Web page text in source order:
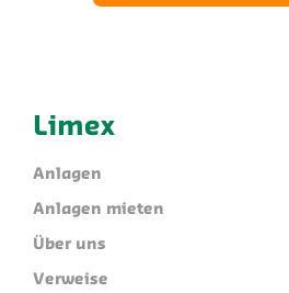
Limex
Anlagen
Anlagen mieten
Über uns
Verweise